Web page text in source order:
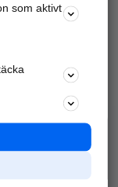
nära dig.
som aktivt